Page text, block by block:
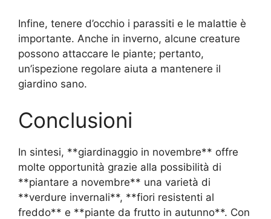
Infine, tenere d’occhio i parassiti e le malattie è
importante. Anche in inverno, alcune creature
possono attaccare le piante; pertanto,
un’ispezione regolare aiuta a mantenere il
giardino sano.
Conclusioni
In sintesi, **giardinaggio in novembre** offre
molte opportunità grazie alla possibilità di
**piantare a novembre** una varietà di
**verdure invernali**, **fiori resistenti al
freddo** e **piante da frutto in autunno**. Con